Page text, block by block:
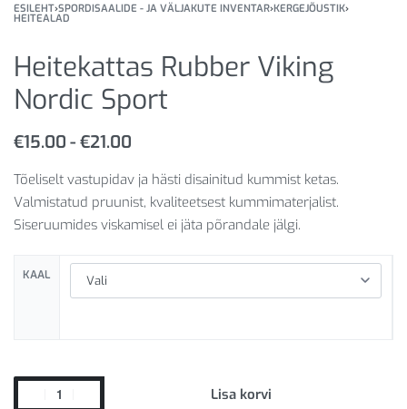
ESILEHT›SPORDISAALIDE - JA VÄLJAKUTE INVENTAR›KERGEJÕUSTIK›
HEITEALAD
Heitekattas Rubber Viking
Nordic Sport
€15.00 €21.00
Tõeliselt vastupidav ja hästi disainitud kummist ketas.
Valmistatud pruunist, kvaliteetsest kummimaterjalist.
Siseruumides viskamisel ei jäta põrandale jälgi.
KAAL
Lisa korvi